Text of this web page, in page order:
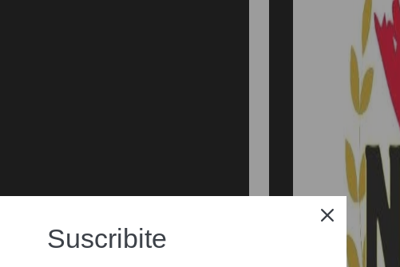
Suscribite